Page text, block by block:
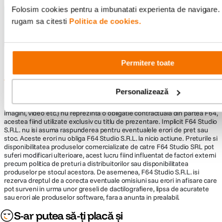
Folosim cookies pentru a imbunatati experienta de
rugam sa citesti Politica de cookies.
Permitere toate
Personalizează
Diafragma
f/1.4
Plaja diafragme f/1.4 – f/16
Tip Focalizare Manual Focus
DIMENSIUNE / GREUTATE:
Diametru
maxim
82.5mm
Lungime 106,4 mm
Greutate 875 g
Nu găsești răspunsul pe care îl cauți?
Informatii conformitate produs
Descrierea bunurilor sau a serviciilor disponibile pewww.f64.ro(prin
imagini, video etc.) nu reprezinta o obligatie contractuala din partea F64,
acestea fiind utilizate exclusiv cu titlu de prezentare. Implicit F64 Studio
S.R.L. nu isi asuma raspunderea pentru eventualele erori de pret sau
stoc. Aceste erori nu obliga F64 Studio S.R.L. la nicio actiune. Preturile si
disponibilitatea produselor comercializate de catre F64 Studio SRL pot
suferi modificari ulterioare, acest lucru fiind influentat de factori externi
precum politica de preturi a distribuitorilor sau disponibilitatea
produselor pe stocul acestora. De asemenea, F64 Studio S.R.L. isi
rezerva dreptul de a corecta eventuale omisiuni sau erori in afisare care
pot surveni in urma unor greseli de dactilografiere, lipsa de acuratete
sau erori ale produselor software, fara a anunta in prealabil.
S-ar putea să-ți placă și